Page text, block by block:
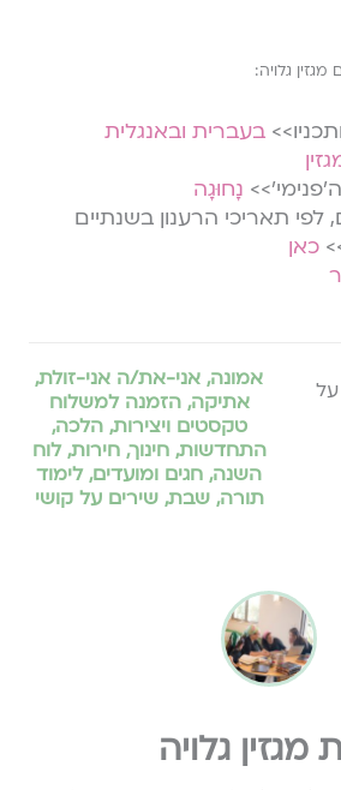
גלויה:
בעברית ובאנגלית
נָחוּגָה
לפי תאריכי הרענון בשנתיים
כאן
אמונה, אני-את/ה אני-זולת,
אתיקה,הזמנה למשלוח
טקסטים ויצירות,הלכה,
התחדשות,חינוך,חירות,לוח
השנה, חגים ומועדים,לימוד
תורה,שבת,שירים על קושי
מגזין גלויה